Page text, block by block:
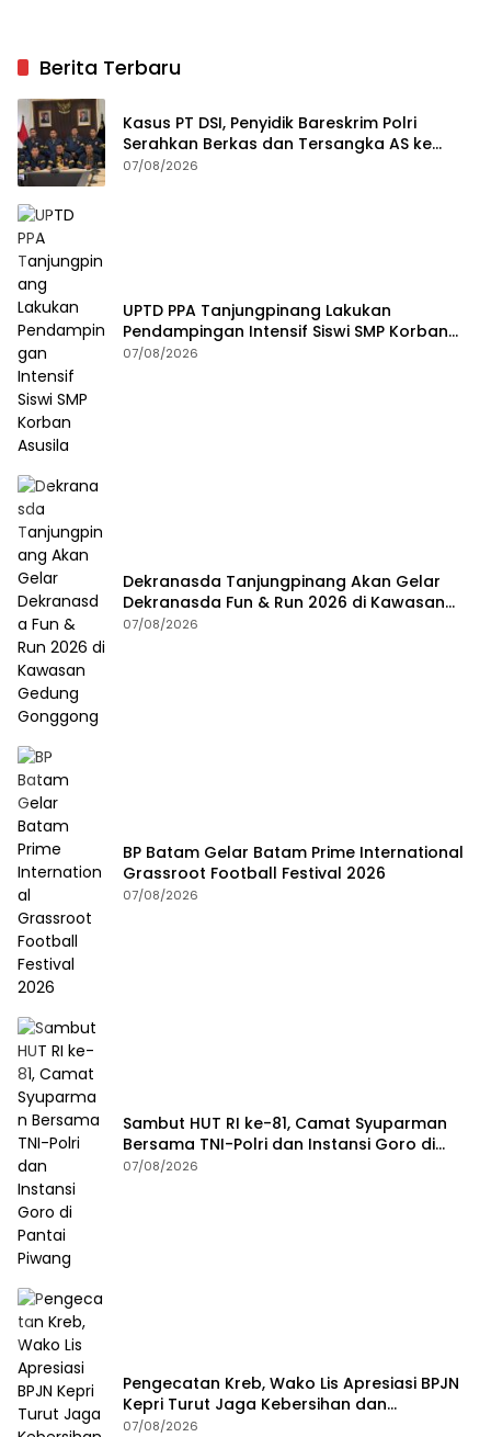
Berita Terbaru
Kasus PT DSI, Penyidik Bareskrim Polri
Serahkan Berkas dan Tersangka AS ke
Kejari Depok
07/08/2026
UPTD PPA Tanjungpinang Lakukan
Pendampingan Intensif Siswi SMP Korban
Asusila
07/08/2026
Dekranasda Tanjungpinang Akan Gelar
Dekranasda Fun & Run 2026 di Kawasan
Gedung Gonggong
07/08/2026
BP Batam Gelar Batam Prime International
Grassroot Football Festival 2026
07/08/2026
Sambut HUT RI ke-81, Camat Syuparman
Bersama TNI-Polri dan Instansi Goro di
Pantai Piwang
07/08/2026
Pengecatan Kreb, Wako Lis Apresiasi BPJN
Kepri Turut Jaga Kebersihan dan
Keindahan Ruas Jalan
07/08/2026